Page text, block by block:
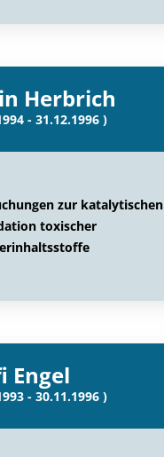
Herbrich
- 31.12.1996 )
zur katalytischen
toxischer
Engel
- 30.11.1996 )